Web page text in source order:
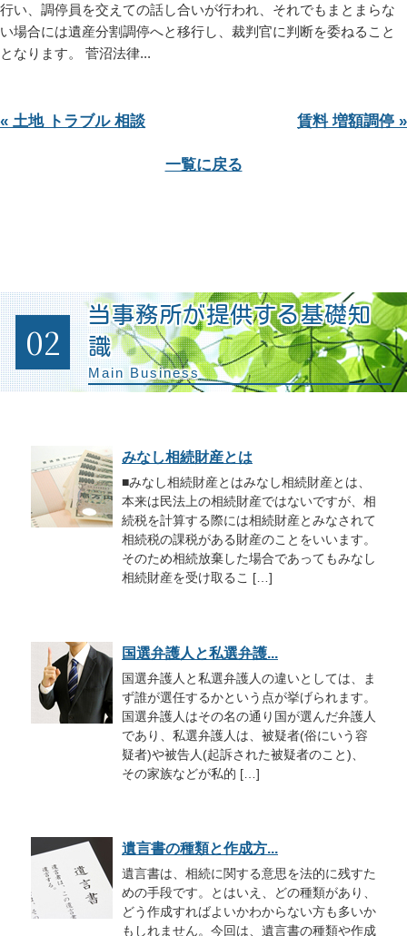
行い、調停員を交えての話し合いが行われ、それでもまとまらな
い場合には遺産分割調停へと移行し、裁判官に判断を委ねること
となります。 菅沼法律...
« 土地 トラブル 相談 賃料 増額調停 »
一覧に戻る
02
当事務所が提供する基礎知
識
Main Business
みなし相続財産とは
■みなし相続財産とはみなし相続財産とは、
本来は民法上の相続財産ではないですが、相
続税を計算する際には相続財産とみなされて
相続税の課税がある財産のことをいいます。
そのため相続放棄した場合であってもみなし
相続財産を受け取るこ […]
国選弁護人と私選弁護...
国選弁護人と私選弁護人の違いとしては、ま
ず誰が選任するかという点が挙げられます。
国選弁護人はその名の通り国が選んだ弁護人
であり、私選弁護人は、被疑者(俗にいう容
疑者)や被告人(起訴された被疑者のこと)、
その家族などが私的 […]
遺言書の種類と作成方...
遺言書は、相続に関する意思を法的に残すた
めの手段です。とはいえ、どの種類があり、
どう作成すればよいかわからない方も多いか
もしれません。今回は、遺言書の種類や作成